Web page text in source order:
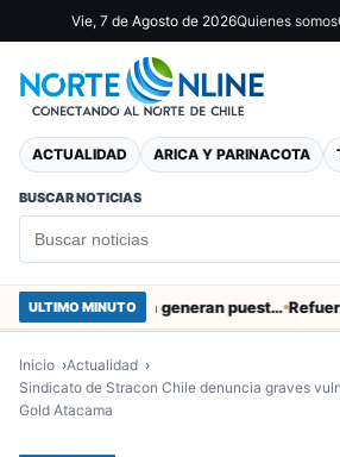
Vie, 7 de Agosto de 2026Quienes somos
ACTUALIDAD ARICA Y PARINACOTA
BUSCAR NOTICIAS
ULTIMO MINUTO Obras de Aguas del Altiplano en Arica generan puestos de trabajo Refuerzan
Inicio
Actualidad
Sindicato de Stracon Chile denuncia graves
Gold Atacama